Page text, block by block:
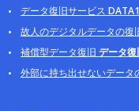
データ復旧サービス
故人のデジタルデータの復
補償型データ復旧 データ
外部に持ち出せないデータ